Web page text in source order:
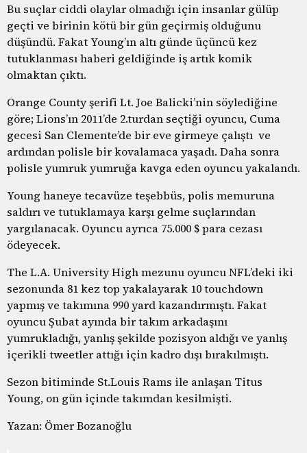
Bu suçlar ciddi olaylar olmadığı için insanlar gülüp
geçti ve birinin kötü bir gün geçirmiş olduğunu
düşündü. Fakat Young’ın altı günde üçüncü kez
tutuklanması haberi geldiğinde iş artık komik
olmaktan çıktı.
Orange County şerifi Lt. Joe Balicki’nin söylediğine
göre; Lions’ın 2011’de 2.turdan seçtiği oyuncu, Cuma
gecesi San Clemente’de bir eve girmeye çalıştı ve
ardından polisle bir kovalamaca yaşadı. Daha sonra
polisle yumruk yumruğa kavga eden oyuncu yakalandı.
Young haneye tecavüze teşebbüs, polis memuruna
saldırı ve tutuklamaya karşı gelme suçlarından
yargılanacak. Oyuncu ayrıca 75.000 $ para cezası
ödeyecek.
The L.A. University High mezunu oyuncu NFL’deki iki
sezonunda 81 kez top yakalayarak 10 touchdown
yapmış ve takımına 990 yard kazandırmıştı. Fakat
oyuncu Şubat ayında bir takım arkadaşını
yumrukladığı, yanlış şekilde pozisyon aldığı ve yanlış
içerikli tweetler attığı için kadro dışı bırakılmıştı.
Sezon bitiminde St.Louis Rams ile anlaşan Titus
Young, on gün içinde takımdan kesilmişti.
Yazan: Ömer Bozanoğlu